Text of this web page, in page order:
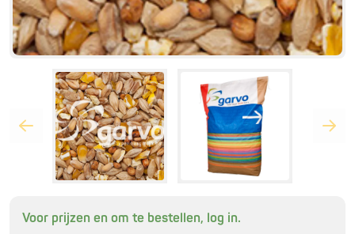
Voor prijzen en om te bestellen, log in.